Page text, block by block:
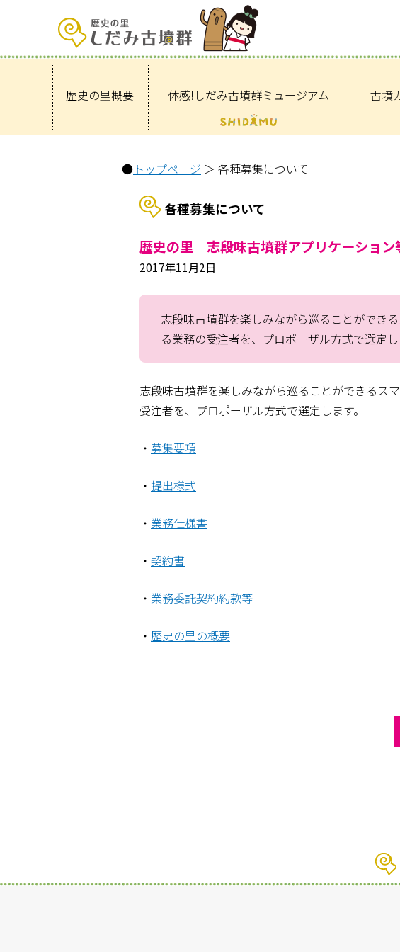
歴史の里概要 体感!しだみ古墳群ミュージアム 古墳
● トップページ ＞ 各種募集について
各種募集について
歴史の里 志段味古墳群アプリケーション
2017年11月2日
志段味古墳群を楽しみながら巡ることができ
る業務の受注者を、プロポーザル方式で選定し
志段味古墳群を楽しみながら巡ることができるス
受注者を、プロポーザル方式で選定します。
・ 募集要項
・ 提出様式
・ 業務仕様書
・ 契約書
・ 業務委託契約約款等
・ 歴史の里の概要